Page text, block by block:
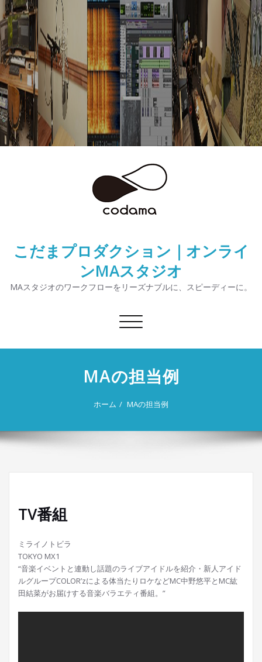
こだまプロダクション｜オンライ
ンMAスタジオ
MAスタジオのワークフローをリーズナブルに、スピーディーに。
ナ
ゲ
シ
ョ
を
MAの担当例
ホーム MAの担当例
TV番組
ミライノトビラ
TOKYO MX1
“音楽イベントと連動し話題のライブアイドルを紹介・新人アイド
ルグループCOLOR’zによる体当たりロケなどMC中野悠平とMC紘
田結菜がお届けする音楽バラエティ番組。”